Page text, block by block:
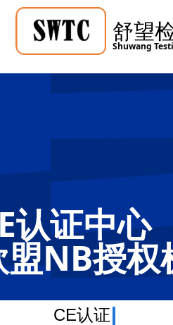
舒望
Shuwang
认证中心
盟NB授权
CE认证